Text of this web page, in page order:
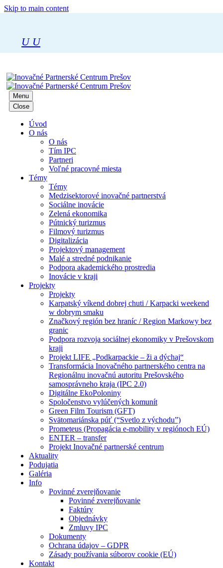
Skip to main content
U U
Menu
Close
Úvod
O nás
O nás
Tím IPC
Partneri
Voľné pracovné miesta
Témy
Témy
Medzisektorové inovačné partnerstvá
Sociálne inovácie
Zelená ekonomika
Pútnický turizmus
Filmový turizmus
Digitalizácia
Projektový management
Malé a stredné podnikanie
Podpora akademického prostredia
Inovácie v kraji
Projekty
Projekty
Karpatský víkend dobrej chuti / Karpacki weekend
w dobrym smaku
Značkový región bez hraníc / Region Markowy bez
granic
Podpora rozvoja sociálnej ekonomiky v Prešovskom
kraji
Projekt LIFE „Podkarpackie – ži a dýchaj“
Transformácia Inovačného partnerského centra na
Regionálnu inovačnú autoritu Prešovského
samosprávneho kraja (IPC 2.0)
Digitálne EkoPoloniny
Spoločenstvo vylúčených komunít
Green Film Tourism (GFT)
Svätomariánska púť (“Svetlo z východu”)
Prometeus (Propagácia e-mobility v regiónoch EÚ)
ENTER – transfer
Projekt Inovačné partnerské centrum
Aktuality
Podujatia
Galéria
Info
Povinné zverejňovanie
Povinné zverejňovanie
Faktúry
Objednávky
Zmluvy IPC
Dokumenty
Ochrana údajov – GDPR
Zásady používania súborov cookie (EÚ)
Kontakt